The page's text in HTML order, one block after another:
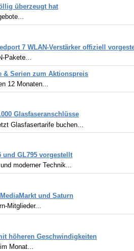
überzeugt hat
7 WLAN-Verstärker offiziell
Pakete...
& Serien zum Aktionspreis
12 Monaten...
Glasfaseranschlüsse
Glasfasertarife buchen...
und GL795 vorgestellt
moderner Technik...
und Saturn
Mitglieder...
höheren Geschwindigkeiten
Monat...